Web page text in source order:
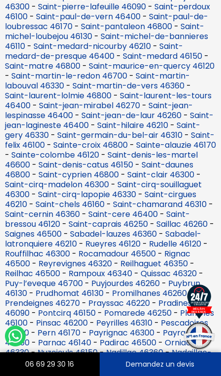
06 69 29 30 16 Demandez un devis
46300 - Saint-pierre-lafeuille 46090 - Saint-perdoux
46100 - Saint-paul-de-vern 46400 - Saint-paul-de-
loubressac 46170 - Saint-pantaleon 46800 - Saint-
michel-loubejou 46130 - Saint-michel-de-bannieres
46110 - Saint-medard-nicourby 46210 - Saint-
medard-de-presque 46400 - Saint-medard 46150 -
Saint-matre 46800 - Saint-maurice-en-quercy 46120
- Saint-martin-le-redon 46700 - Saint-martin-
labouval 46330 - Saint-martin-de-vers 46360 -
Saint-laurent-lolmie 46800 - Saint-laurent-les-tours
46400 - Saint-jean-mirabel 46270 - Saint-jean-
lespinasse 46400 - Saint-jean-de-laur 46260 - Saint-
jean-lagineste 46400 - Saint-hilaire 46210 - Saint-
gery 46330 - Saint-germain-du-bel-air 46310 - Saint-
felix 46100 - Sainte-croix 46800 - Sainte-alauzie 46170
- Sainte-colombe 46120 - Saint-denis-les-martel
46600 - Saint-denis-catus 46150 - Saint-daunes
46800 - Saint-cyprien 46800 - Saint-clair 46300 -
Saint-cirq-madelon 46300 - Saint-cirq-souillaguet
46300 - Saint-cirq-lapopie 46330 - Saint-cirgues
46210 - Saint-chels 46160 - Saint-chamarand 46310 -
Saint-cernin 46360 - Saint-cere 46400 - Saint-
bressou 46120 - Saint-caprais 46250 - Saillac 46260 -
Saignes 46500 - Sabadel-lauzes 46360 - Sabadel-
latronquiere 46210 - Rueyres 46120 - Rudelle 46120 -
Rouffilhac 46300 - Rocamadour 46500 - Rignac
46500 - Reyrevignes 46320 - Reilhaguet 46350 -
Reilhac 46500 - Rampoux 46340 - Quissac 46320 -
Puy-l’eveque 46700 - Puyjourdes 46260 - Puybrun
46130 - Prudhomat 46130 - Promilhanes 46260-
Prendeignes 46270 - Prayssac 46220 - Pradines
46090 - Pontcirq 46150 - Pomarede 46250 - Planioles
46100 - Pinsac 46200 - Peyrilles 46310 - Pescadoires
46220 - Pern 46170 - Payrignac 46300 - Payrac
46350 - Parnac 46140 - Padirac 46500 - Orniac
46330-Nuzejouls 46150-Nadillac 46360-Nadaillac-
de-rouge 46350- Montvalent 46600-Montredon